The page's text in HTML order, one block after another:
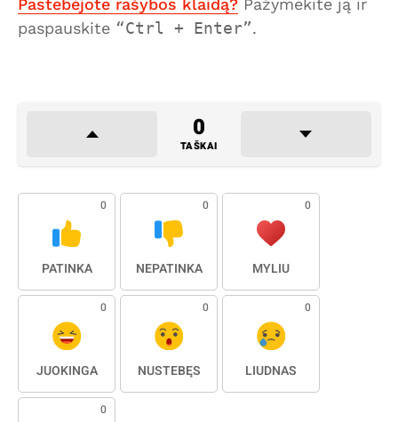
paspauskite
Ctrl + Enter .
0
TAŠKAI
0
PATINKA
0
NEPATINKA
0
MYLIU
0
JUOKINGA
0
NUSTEBĘS
0
LIŪDNAS
0